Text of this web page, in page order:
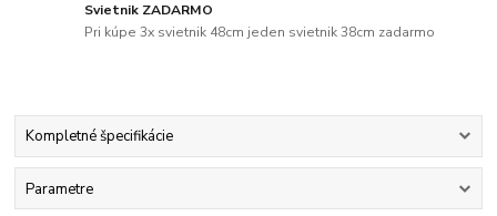
Svietnik ZADARMO
Pri kúpe 3x svietnik 48cm jeden svietnik 38cm zadarmo
Kompletné špecifikácie
Parametre